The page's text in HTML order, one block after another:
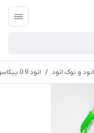
اتود و نوک اتود / اتود 0.9 پیکاسو مدل poppy